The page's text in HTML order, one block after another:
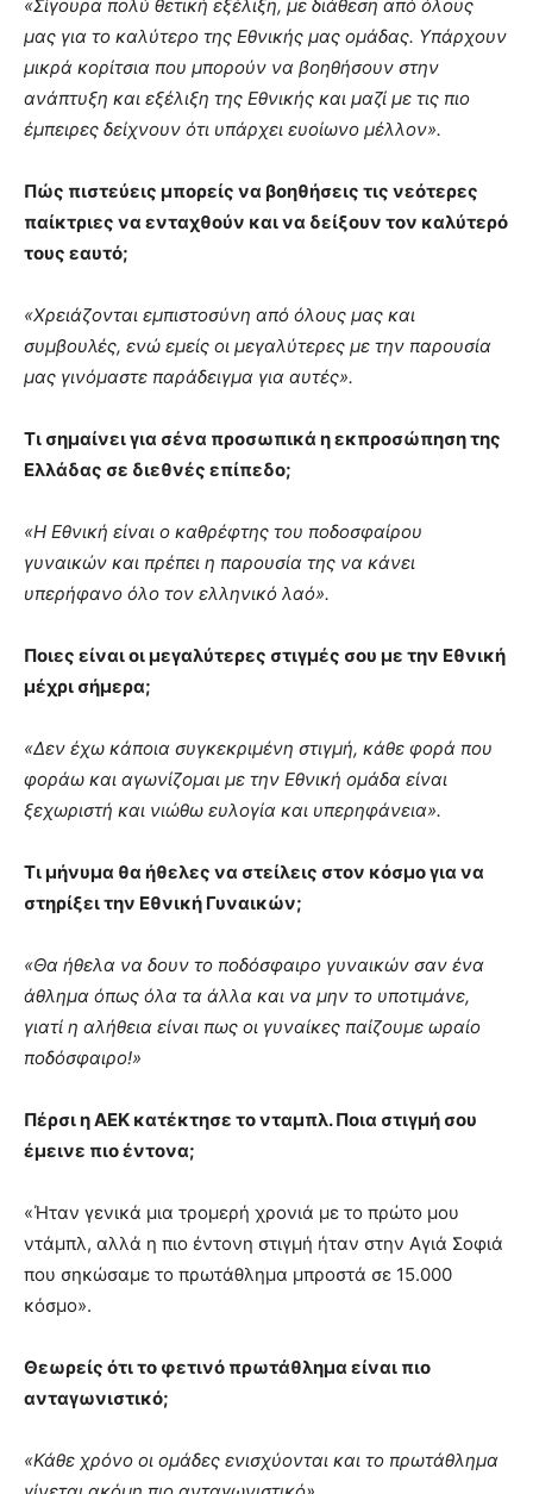
«Σίγουρα πολύ θετική εξέλιξη, με διάθεση από όλους
μας για το καλύτερο της Εθνικής μας ομάδας. Υπάρχουν
μικρά κορίτσια που μπορούν να βοηθήσουν στην
ανάπτυξη και εξέλιξη της Εθνικής και μαζί με τις πιο
έμπειρες δείχνουν ότι υπάρχει ευοίωνο μέλλον».
Πώς πιστεύεις μπορείς να βοηθήσεις τις νεότερες
παίκτριες να ενταχθούν και να δείξουν τον καλύτερό
τους εαυτό;
«Χρειάζονται εμπιστοσύνη από όλους μας και
συμβουλές, ενώ εμείς οι μεγαλύτερες με την παρουσία
μας γινόμαστε παράδειγμα για αυτές».
Τι σημαίνει για σένα προσωπικά η εκπροσώπηση της
Ελλάδας σε διεθνές επίπεδο;
«Η Εθνική είναι ο καθρέφτης του ποδοσφαίρου
γυναικών και πρέπει η παρουσία της να κάνει
υπερήφανο όλο τον ελληνικό λαό».
Ποιες είναι οι μεγαλύτερες στιγμές σου με την Εθνική
μέχρι σήμερα;
«Δεν έχω κάποια συγκεκριμένη στιγμή, κάθε φορά που
φοράω και αγωνίζομαι με την Εθνική ομάδα είναι
ξεχωριστή και νιώθω ευλογία και υπερηφάνεια».
Τι μήνυμα θα ήθελες να στείλεις στον κόσμο για να
στηρίξει την Εθνική Γυναικών;
«Θα ήθελα να δουν το ποδόσφαιρο γυναικών σαν ένα
άθλημα όπως όλα τα άλλα και να μην το υποτιμάνε,
γιατί η αλήθεια είναι πως οι γυναίκες παίζουμε ωραίο
ποδόσφαιρο!»
Πέρσι η ΑΕΚ κατέκτησε το νταμπλ. Ποια στιγμή σου
έμεινε πιο έντονα;
«Ήταν γενικά μια τρομερή χρονιά με το πρώτο μου
ντάμπλ, αλλά η πιο έντονη στιγμή ήταν στην Αγιά Σοφιά
που σηκώσαμε το πρωτάθλημα μπροστά σε 15.000
κόσμο».
Θεωρείς ότι το φετινό πρωτάθλημα είναι πιο
ανταγωνιστικό;
«Κάθε χρόνο οι ομάδες ενισχύονται και το πρωτάθλημα